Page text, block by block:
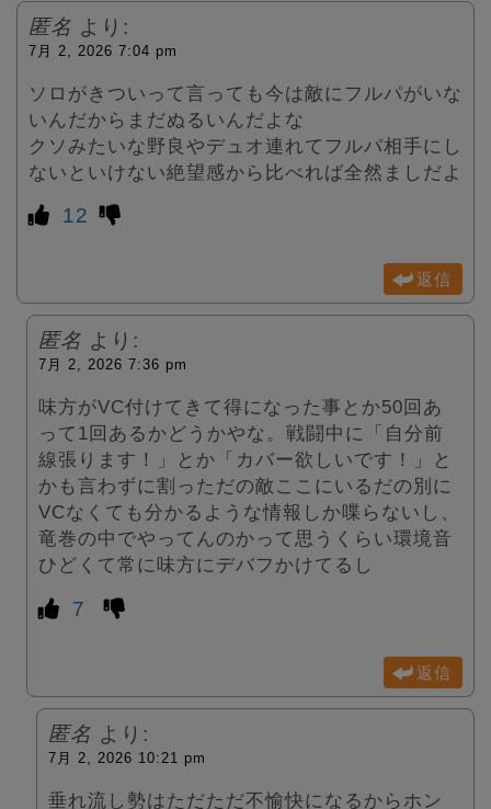
匿名 より:
7月 2, 2026 7:04 pm
ソロがきついって言っても今は敵にフルパがいな
いんだからまだぬるいんだよな
クソみたいな野良やデュオ連れてフルパ相手にし
ないといけない絶望感から比べれば全然ましだよ
12
返信
匿名 より:
7月 2, 2026 7:36 pm
味方がVC付けてきて得になった事とか50回あ
って1回あるかどうかやな。戦闘中に「自分前
線張ります！」とか「カバー欲しいです！」と
かも言わずに割っただの敵ここにいるだの別に
VCなくても分かるような情報しか喋らないし、
竜巻の中でやってんのかって思うくらい環境音
ひどくて常に味方にデバフかけてるし
7
返信
匿名 より:
7月 2, 2026 10:21 pm
垂れ流し勢はただただ不愉快になるからホン